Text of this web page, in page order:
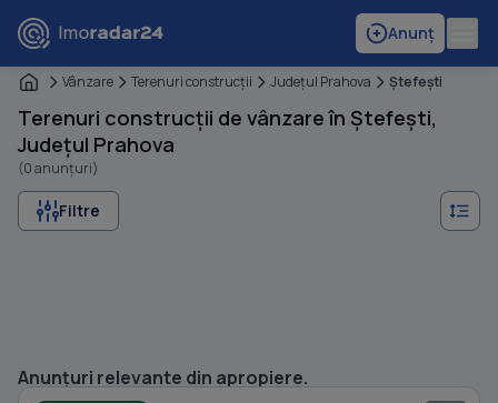
Anunț
Vânzare Terenuri construcţii Judeţul Prahova Ştefeşti
Terenuri construcții de vânzare în Ștefești,
Județul Prahova
(0 anunțuri)
Filtre
Anunțuri relevante din apropiere.